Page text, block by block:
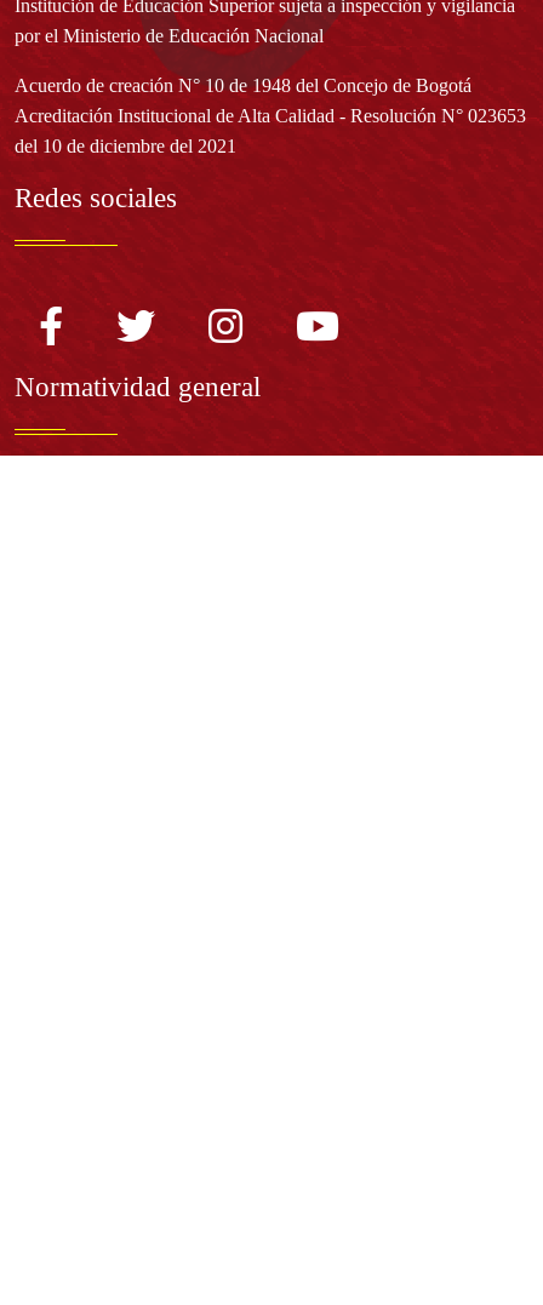
Institución de Educación Superior sujeta a inspección y vigilancia
por el Ministerio de Educación Nacional
Acuerdo de creación N° 10 de 1948 del Concejo de Bogotá
Acreditación Institucional de Alta Calidad - Resolución N° 023653
del 10 de diciembre del 2021
Redes sociales
Normatividad general